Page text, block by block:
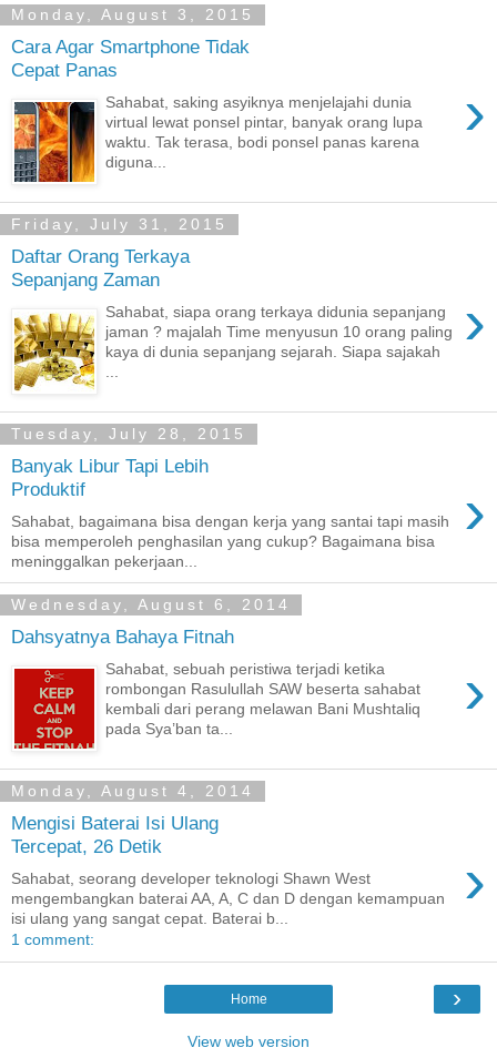
Monday, August 3, 2015
Cara Agar Smartphone Tidak
Cepat Panas
›
Sahabat, saking asyiknya menjelajahi dunia
virtual lewat ponsel pintar, banyak orang lupa
waktu. Tak terasa, bodi ponsel panas karena
diguna...
Friday, July 31, 2015
Daftar Orang Terkaya
Sepanjang Zaman
›
Sahabat, siapa orang terkaya didunia sepanjang
jaman ? majalah Time menyusun 10 orang paling
kaya di dunia sepanjang sejarah. Siapa sajakah
Tuesday, July 28, 2015
Banyak Libur Tapi Lebih
Produktif
›
Sahabat, bagaimana bisa dengan kerja yang santai tapi masih
bisa memperoleh penghasilan yang cukup? Bagaimana bisa
meninggalkan pekerjaan...
Wednesday, August 6, 2014
Dahsyatnya Bahaya Fitnah
›
Sahabat, sebuah peristiwa terjadi ketika
rombongan Rasulullah SAW beserta sahabat
kembali dari perang melawan Bani Mushtaliq
pada Sya’ban ta...
Monday, August 4, 2014
Mengisi Baterai Isi Ulang
Tercepat, 26 Detik
›
Sahabat, seorang developer teknologi Shawn West
mengembangkan baterai AA, A, C dan D dengan kemampuan
isi ulang yang sangat cepat. Baterai b...
1 comment:
›
Home
View web version